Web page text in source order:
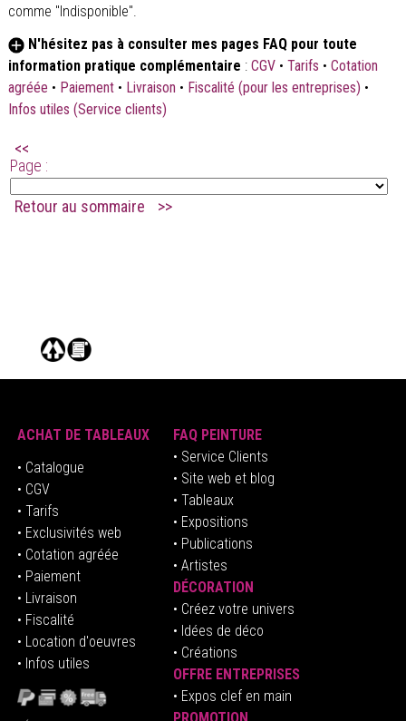
comme "Indisponible".
N'hésitez pas à consulter mes pages FAQ pour toute
information pratique complémentaire : CGV • Tarifs • Cotation
agréée • Paiement • Livraison • Fiscalité (pour les entreprises) •
Infos utiles (Service clients)
<<
Page :
Retour au sommaire >>
ACHAT DE TABLEAUX
• Catalogue
• CGV
• Tarifs
• Exclusivités web
• Cotation agréée
• Paiement
• Livraison
• Fiscalité
• Location d'oeuvres
• Infos utiles
FAQ PEINTURE
• Service Clients
• Site web et blog
• Tableaux
• Expositions
• Publications
• Artistes
DÉCORATION
• Créez votre univers
• Idées de déco
• Créations
OFFRE ENTREPRISES
• Expos clef en main